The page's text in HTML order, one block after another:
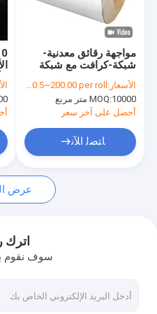
جولة في المعمل
اتصل بنا
شريط عازل لاصق
شريط عزل قماش زجاجي
شريط عازل مقاوم للحرارة
شريط لاصق فيلم بوليميد
شريط لاصق رقائق الألومنيوم
مواجهة رقائق معدنية-
شبكة-كرافت مع شبكة
ثنائية الاتجاه، ورق كرافت
بوزن 60 جرامًا للمتر
جرامًا للمتر المربع
الأسعار: USD0.5~200.00 per roll
MOQ:10000 متر مربع
أحصل على آخر سعر
ﺎﺘﺼﻟ ﺍﻶﻧ
عرض
اترك
سوف نقوم